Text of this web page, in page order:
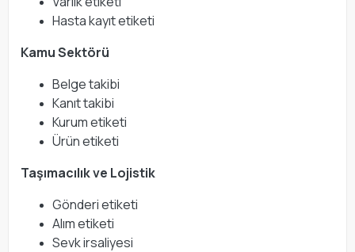
Hasta kayıt etiketi
Kamu Sektörü
Belge takibi
Kanıt takibi
Kurum etiketi
Ürün etiketi
Taşımacılık ve Lojistik
Gönderi etiketi
Alım etiketi
Sevk irsaliyesi